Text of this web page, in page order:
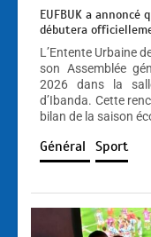
EUFBUK a annoncé
débutera
L’Entente Urbaine
son Assemblée
2026 dans la
d’Ibanda. Cette
bilan de la saison
Général Sport